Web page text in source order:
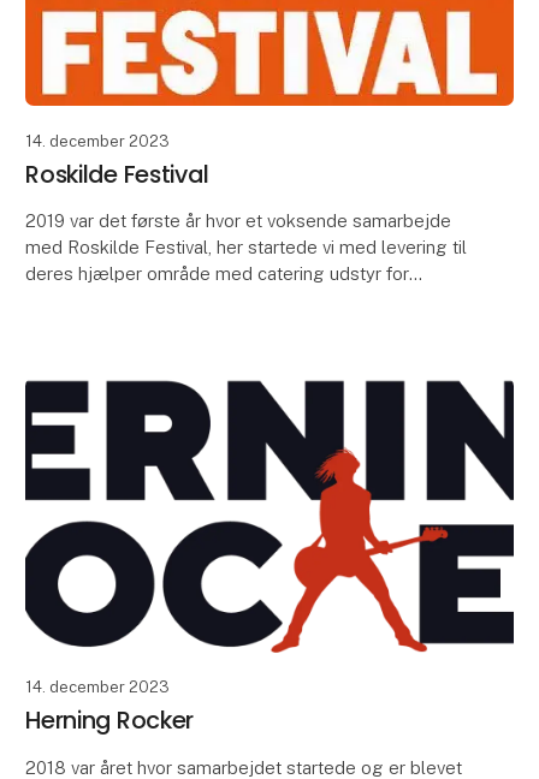
14. december 2023
Roskilde Festival
2019 var det første år hvor et voksende samarbejde
med Roskilde Festival, her startede vi med levering til
deres hjælper område med catering udstyr for
14. december 2023
Herning Rocker
2018 var året hvor samarbejdet startede og er blevet